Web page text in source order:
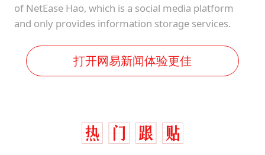
of NetEase Hao, which is a social media platform
and only provides information storage services.
打开网易新闻体验更佳